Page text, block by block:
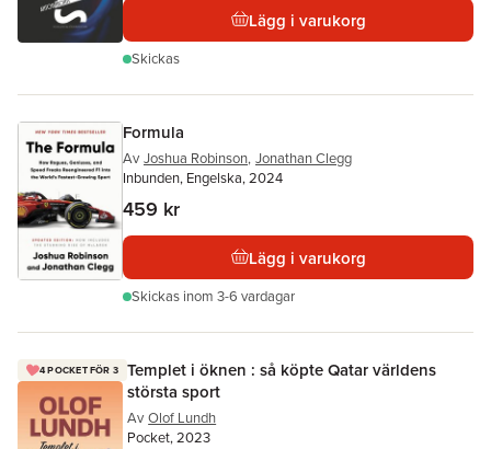
Lägg i varukorg
Skickas
Formula
Av Joshua Robinson, Jonathan Clegg
Inbunden, Engelska, 2024
459 kr
Lägg i varukorg
Skickas inom 3-6 vardagar
4 POCKET FÖR 3 Templet i öknen : så köpte Qatar världens
största sport
Av Olof Lundh
Pocket, 2023